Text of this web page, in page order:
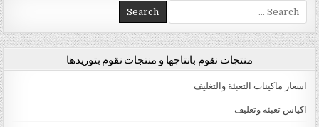
Search for:
منتجات نقوم بانتاجها و منتجات نقوم بتوريدها
اسعار ماكينات التعبئة والتغليف
اكياس تعبئة وتغليف